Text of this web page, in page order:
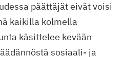
päättäjät eivät voisi
kaikilla kolmella
käsittelee kevään
sosiaali- ja